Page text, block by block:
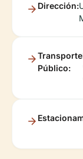
Dirección:
Transporte
Público: